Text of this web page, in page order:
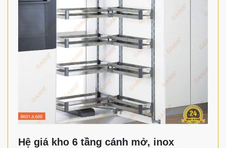
Hệ giá kho 6 tầng cánh mở, inox